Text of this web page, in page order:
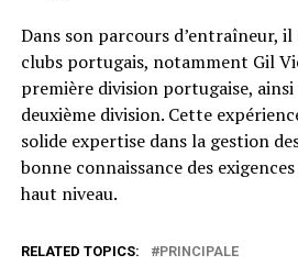
Dans son parcours d’entraîneur,
clubs portugais, notamment Gil
première division portugaise,
deuxième division. Cette
solide expertise dans la gestion
bonne connaissance des
haut niveau.
RELATED TOPICS: PRINCIPALE